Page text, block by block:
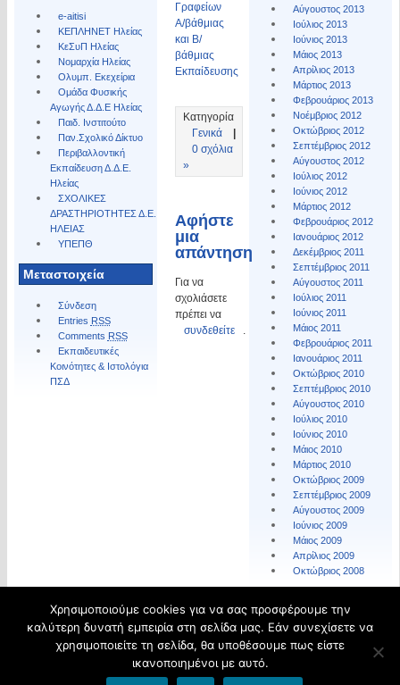
e-aitisi
ΚΕΠΛΗΝΕΤ Ηλείας
ΚεΣυΠ Ηλείας
Νομαρχία Ηλείας
Ολυμπ. Εκεχείρια
Ομάδα Φυσικής
Αγωγής Δ.Δ.Ε Ηλείας
Παιδ. Ινστιτούτο
Παν.Σχολικό Δίκτυο
Περιβαλλοντική
Εκπαίδευση Δ.Δ.Ε.
Ηλείας
ΣΧΟΛΙΚΕΣ
ΔΡΑΣΤΗΡΙΟΤΗΤΕΣ Δ.Ε.
ΗΛΕΙΑΣ
ΥΠΕΠΘ
Μεταστοιχεία
Σύνδεση
Entries RSS
Comments RSS
Εκπαιδευτικές
Κοινότητες & Ιστολόγια
ΠΣΔ
Αύγουστος 2013
Ιούλιος 2013
Ιούνιος 2013
Μάιος 2013
Απρίλιος 2013
Μάρτιος 2013
Φεβρουάριος 2013
Νοέμβριος 2012
Οκτώβριος 2012
Σεπτέμβριος 2012
Αύγουστος 2012
Ιούλιος 2012
Ιούνιος 2012
Μάρτιος 2012
Φεβρουάριος 2012
Ιανουάριος 2012
Δεκέμβριος 2011
Σεπτέμβριος 2011
Αύγουστος 2011
Ιούλιος 2011
Ιούνιος 2011
Μάιος 2011
Φεβρουάριος 2011
Ιανουάριος 2011
Οκτώβριος 2010
Σεπτέμβριος 2010
Αύγουστος 2010
Ιούλιος 2010
Ιούνιος 2010
Μάιος 2010
Μάρτιος 2010
Οκτώβριος 2009
Σεπτέμβριος 2009
Αύγουστος 2009
Ιούνιος 2009
Μάιος 2009
Απρίλιος 2009
Οκτώβριος 2008
Γραφείων
A/βάθμιας
και B/
βάθμιας
Εκπαίδευσης
Κατηγορία
Γενικά
0 σχόλια
»
Αφήστε
μια
απάντηση
Για να
σχολιάσετε
πρέπει να
συνδεθείτε
.
© 2026 Τα νέα του ΠΥΣΔΕ της ΔΔΕ Ηλείας.
Φιλοξενείται από
Blogs.sch.gr
Όροι χρήσης blogs.sch.gr | Δήλωση προσβασιμότητας
Χρησιμοποιούμε cookies για να σας προσφέρουμε την
καλύτερη δυνατή εμπειρία στη σελίδα μας. Εάν συνεχίσετε να
χρησιμοποιείτε τη σελίδα, θα υποθέσουμε πως είστε
ικανοποιημένοι με αυτό.